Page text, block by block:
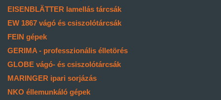
EISENBLÄTTER lamellás tárcsák
EW 1867 vágó és csiszolótárcsák
FEIN gépek
GERIMA - professzionális élletörés
GLOBE vágó- és csiszolótárcsák
MARINGER ipari sorjázás
NKO éllemunkáló gépek